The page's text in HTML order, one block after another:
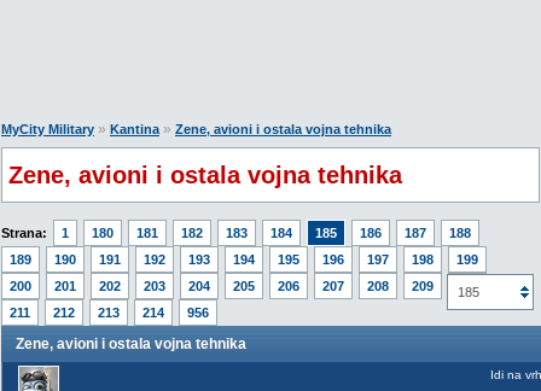
MyCity Military » Kantina» Zene, avioni i ostala vojna tehnika
Zene, avioni i ostala vojna tehnika
Strana: 1 180 181 182 183 184 185 186 187
188
189
190 191 192 193 194 195 196 197 198
199
200
201 202 203 204 205 206 207 208 209
210
211
212 213 214 956
185
Zene, avioni i ostala vojna tehnika
Idi na vrh